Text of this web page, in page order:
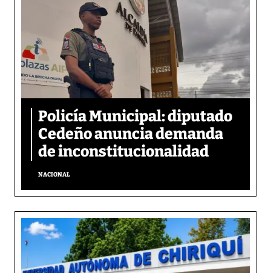
Policía Municipal: diputado
Cedeño anuncia demanda
de inconstitucionalidad
NACIONAL